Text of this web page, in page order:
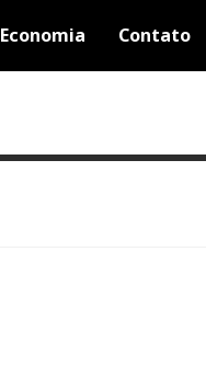
Economia Contato